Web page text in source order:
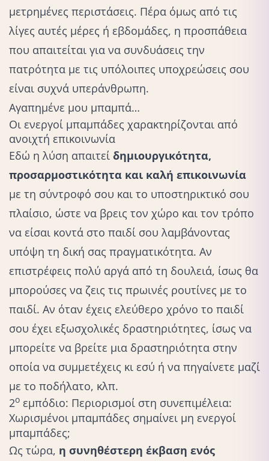
μετρημένες περιστάσεις. Πέρα όμως από τις
λίγες αυτές μέρες ή εβδομάδες, η προσπάθεια
που απαιτείται για να συνδυάσεις την
πατρότητα με τις υπόλοιπες υποχρεώσεις σου
είναι συχνά υπεράνθρωπη.
Αγαπημένε μου μπαμπά…
Οι ενεργοί μπαμπάδες χαρακτηρίζονται από
ανοιχτή επικοινωνία
Εδώ η λύση απαιτεί δημιουργικότητα,
προσαρμοστικότητα και καλή επικοινωνία
με τη σύντροφό σου και το υποστηρικτικό σου
πλαίσιο, ώστε να βρεις τον χώρο και τον τρόπο
να είσαι κοντά στο παιδί σου λαμβάνοντας
υπόψη τη δική σας πραγματικότητα. Αν
επιστρέφεις πολύ αργά από τη δουλειά, ίσως θα
μπορούσες να ζεις τις πρωινές ρουτίνες με το
παιδί. Αν όταν έχεις ελεύθερο χρόνο το παιδί
σου έχει εξωσχολικές δραστηριότητες, ίσως να
μπορείτε να βρείτε μια δραστηριότητα στην
οποία να συμμετέχεις κι εσύ ή να πηγαίνετε μαζί
με το ποδήλατο, κλπ.
2ο εμπόδιο: Περιορισμοί στη συνεπιμέλεια:
Χωρισμένοι μπαμπάδες σημαίνει μη ενεργοί
μπαμπάδες;
Ως τώρα, η συνηθέστερη έκβαση ενός